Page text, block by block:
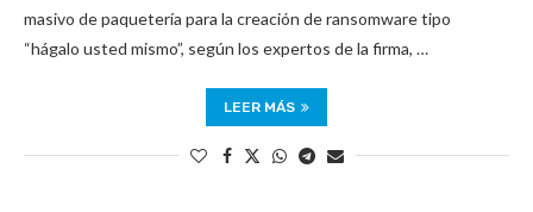
masivo de paquetería para la creación de ransomware tipo
“hágalo usted mismo”, según los expertos de la firma, …
LEER MÁS